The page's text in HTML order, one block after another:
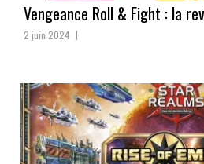
Vengeance Roll & Fight : la
2 juin 2024